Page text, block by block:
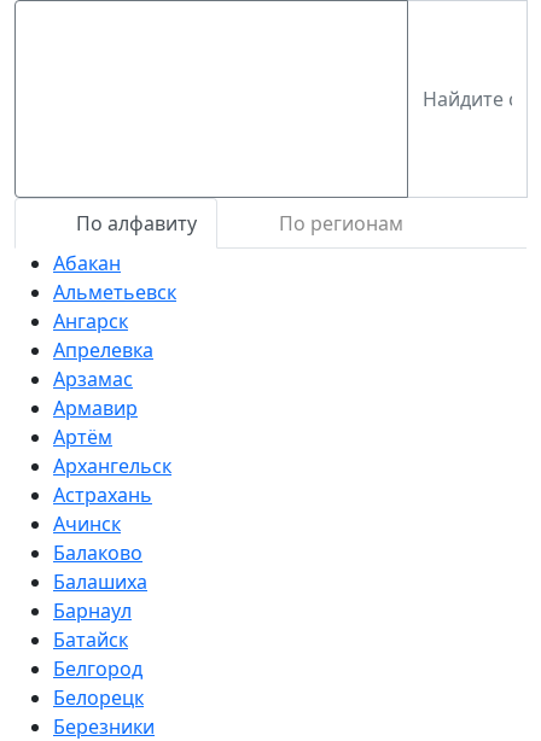
По алфавиту
По регионам
Абакан
Альметьевск
Ангарск
Апрелевка
Арзамас
Армавир
Артём
Архангельск
Астрахань
Ачинск
Балаково
Балашиха
Барнаул
Батайск
Белгород
Белорецк
Березники